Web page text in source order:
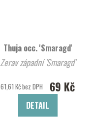
Thuja occ. 'Smaragd'
Zerav západní 'Smaragd'
61,61 Kč bez DPH 69 Kč
DETAIL